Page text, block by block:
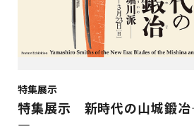
特集展示
特集展示 新時代の山城鍛
―